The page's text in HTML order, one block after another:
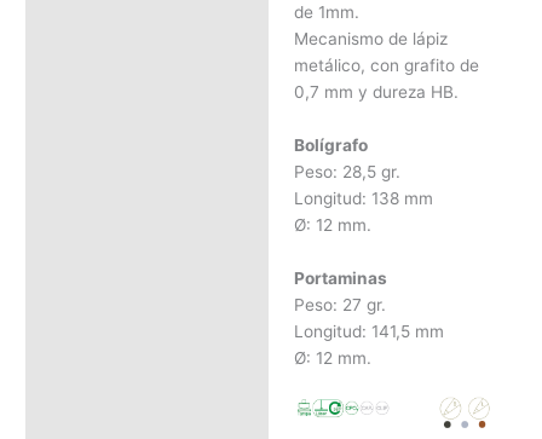
de 1mm.
Mecanismo de lápiz
metálico, con grafito de
0,7 mm y dureza HB.
Bolígrafo
Peso: 28,5 gr.
Longitud: 138 mm
Ø: 12 mm.
Portaminas
Peso: 27 gr.
Longitud: 141,5 mm
Ø: 12 mm.